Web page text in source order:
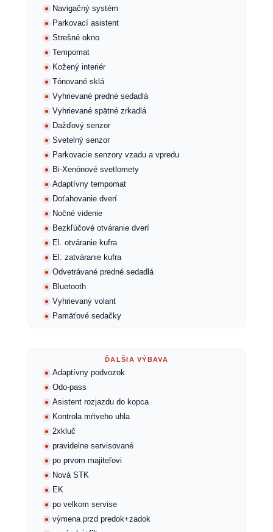
Navigačný systém
Parkovací asistent
Strešné okno
Tempomat
Kožený interiér
Tónované sklá
Vyhrievané predné sedadlá
Vyhrievané spätné zrkadlá
Dažďový senzor
Svetelný senzor
Parkovacie senzory vzadu a vpredu
Bi-Xenónové svetlomety
Adaptívny tempomat
Doťahovanie dverí
Nočné videnie
Bezkľúčové otváranie dverí
El. otváranie kufra
El. zatváranie kufra
Odvetrávané predné sedadlá
Bluetooth
Vyhrievaný volant
Pamäťové sedačky
ĎALŠIA VÝBAVA
Adaptívny podvozok
Odo-pass
Asistent rozjazdu do kopca
Kontrola mŕtveho uhla
2xkluč
pravidelne servisované
po prvom majiteľovi
Nová STK
EK
po velkom servise
výmena przd predok+zadok